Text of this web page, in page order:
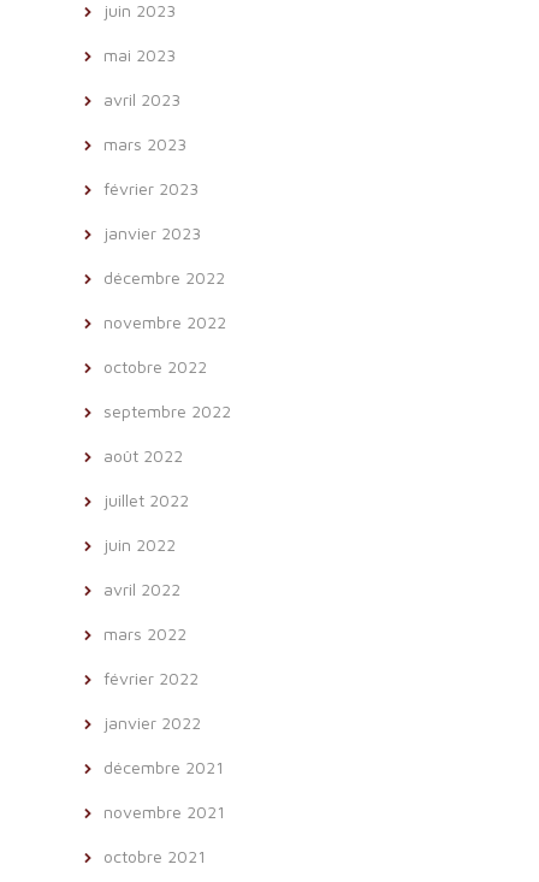
juin 2023
mai 2023
avril 2023
mars 2023
février 2023
janvier 2023
décembre 2022
novembre 2022
octobre 2022
septembre 2022
août 2022
juillet 2022
juin 2022
avril 2022
mars 2022
février 2022
janvier 2022
décembre 2021
novembre 2021
octobre 2021